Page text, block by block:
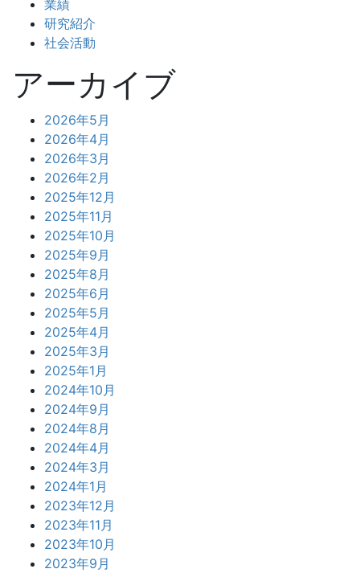
業績
研究紹介
社会活動
アーカイブ
2026年5月
2026年4月
2026年3月
2026年2月
2025年12月
2025年11月
2025年10月
2025年9月
2025年8月
2025年6月
2025年5月
2025年4月
2025年3月
2025年1月
2024年10月
2024年9月
2024年8月
2024年4月
2024年3月
2024年1月
2023年12月
2023年11月
2023年10月
2023年9月